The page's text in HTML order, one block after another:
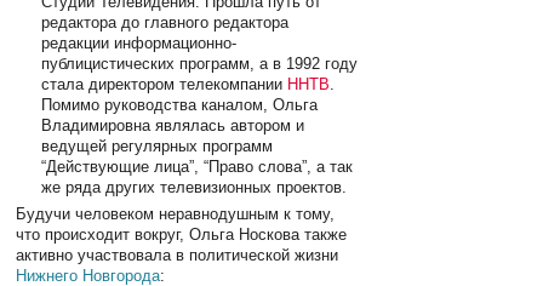
редактора до главного редактора
редакции информационно-
публицистических программ, а в 1992 году
стала директором телекомпании ННТВ
Помимо руководства каналом, Ольга
Владимировна являлась автором и
ведущей регулярных программ
“Действующие лица”, “Право слова”, а так
же ряда других телевизионных проектов.
Будучи человеком неравнодушным к тому,
что происходит вокруг, Ольга Носкова также
активно участвовала в политической жизни
Нижнего Новгорода: